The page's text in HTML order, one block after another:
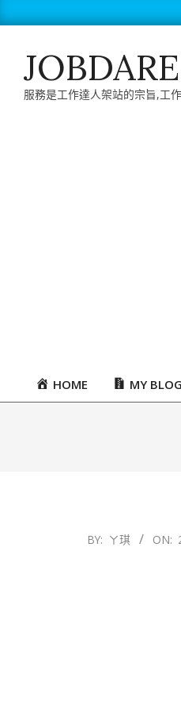
to
服務是工作達人架站的宗旨,
PrimaryHOME MY BLOG
BY: ㄚ琪 ON: